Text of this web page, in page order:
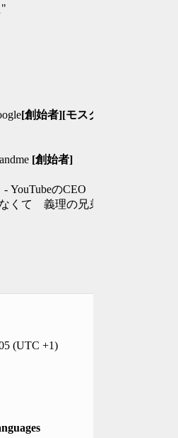
[創始者][モスクワ
[創始者]
YouTubeのCEO
くて 義理の兄弟だ
(UTC +1)